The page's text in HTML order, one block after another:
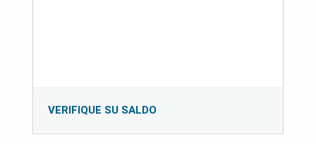
VERIFIQUE SU SALDO